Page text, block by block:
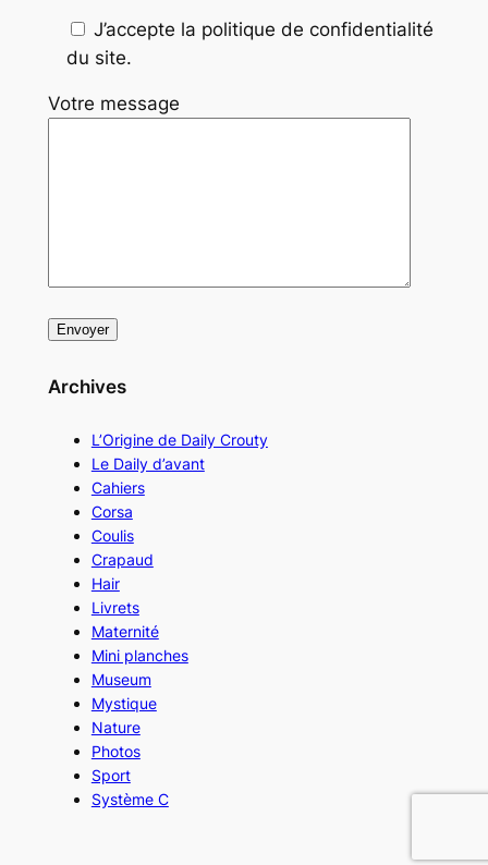
J’accepte la politique de confidentialité
du site.
Votre message
Archives
L’Origine de Daily Crouty
Le Daily d’avant
Cahiers
Corsa
Coulis
Crapaud
Hair
Livrets
Maternité
Mini planches
Museum
Mystique
Nature
Photos
Sport
Système C